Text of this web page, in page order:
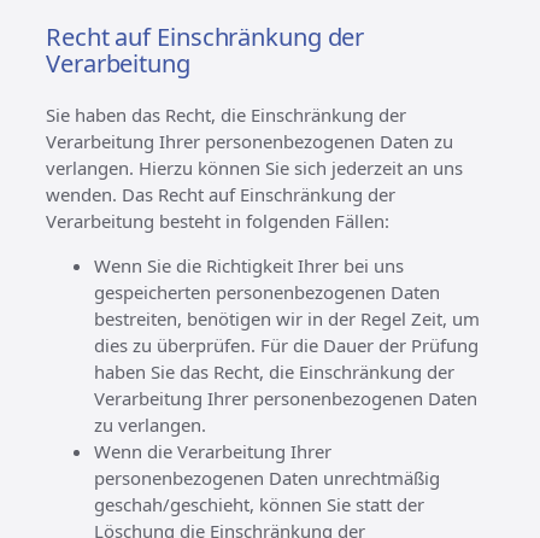
Recht auf Einschränkung der
Verarbeitung
Sie haben das Recht, die Einschränkung der
Verarbeitung Ihrer personenbezogenen Daten zu
verlangen. Hierzu können Sie sich jederzeit an uns
wenden. Das Recht auf Einschränkung der
Verarbeitung besteht in folgenden Fällen:
Wenn Sie die Richtigkeit Ihrer bei uns
gespeicherten personenbezogenen Daten
bestreiten, benötigen wir in der Regel Zeit, um
dies zu überprüfen. Für die Dauer der Prüfung
haben Sie das Recht, die Einschränkung der
Verarbeitung Ihrer personenbezogenen Daten
zu verlangen.
Wenn die Verarbeitung Ihrer
personenbezogenen Daten unrechtmäßig
geschah/geschieht, können Sie statt der
Löschung die Einschränkung der